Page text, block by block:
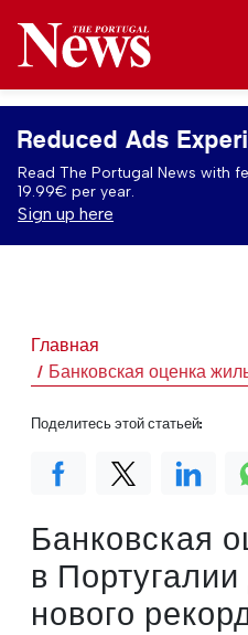
Reduced Ads
Read The Portugal News with
19.99€ per year.
Sign up here
Главная
Банковская оценка
Банковская
в Португалии
нового
Поделитесь этой статьей: